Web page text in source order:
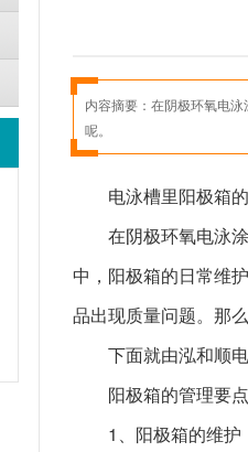
内容摘要： 在阴极环氧电
呢。
电泳槽里阳极箱
在阴极环氧电泳
中，阳极箱的日常维
品出现质量问题。那
下面就由泓和顺
阳极箱的管理要
1、阳极箱的维